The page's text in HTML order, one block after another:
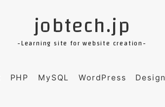
jobtech.jp
-Learning site for website creation-
PHP MySQL WordPress Design